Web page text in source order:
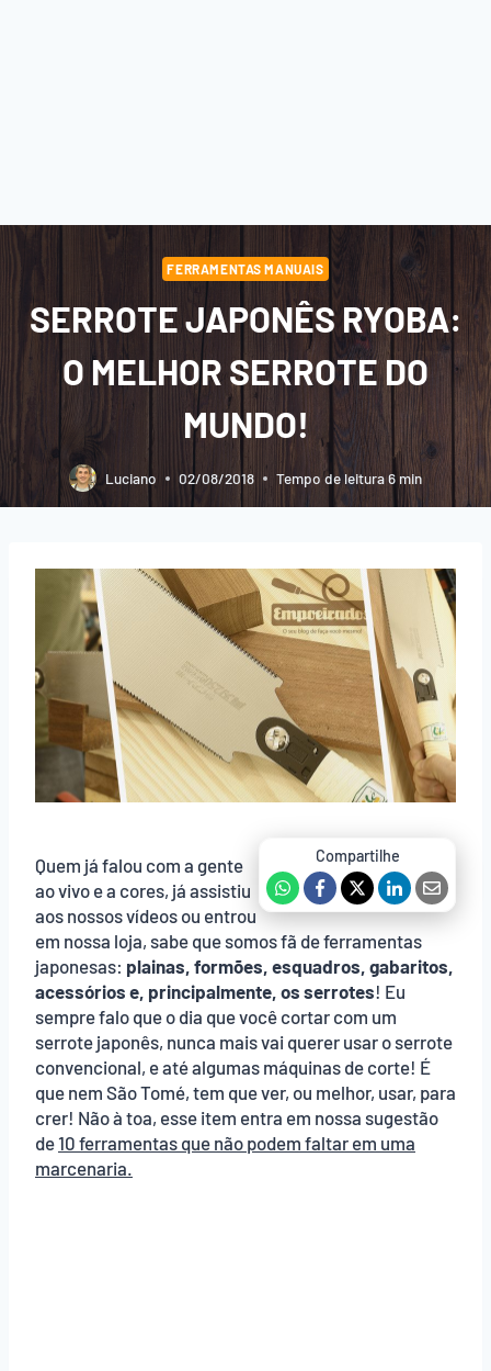
FERRAMENTAS MANUAIS
SERROTE JAPONÊS RYOBA:
O MELHOR SERROTE DO
MUNDO!
Luciano 02/08/2018 Tempo de leitura6 min
Quem já falou com a gente
ao vivo e a cores, já assistiu
aos nossos vídeos ou entrou
em nossa loja, sabe que somos fã de ferramentas
japonesas: plainas, formões, esquadros, gabaritos,
acessórios e, principalmente, os serrotes! Eu
sempre falo que o dia que você cortar com um
serrote japonês, nunca mais vai querer usar o serrote
convencional, e até algumas máquinas de corte! É
que nem São Tomé, tem que ver, ou melhor, usar, para
crer! Não à toa, esse item entra em nossa sugestão
de10 ferramentas que não podem faltar em uma
marcenaria.